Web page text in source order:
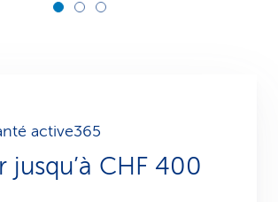
active365
jusqu’à CHF 400